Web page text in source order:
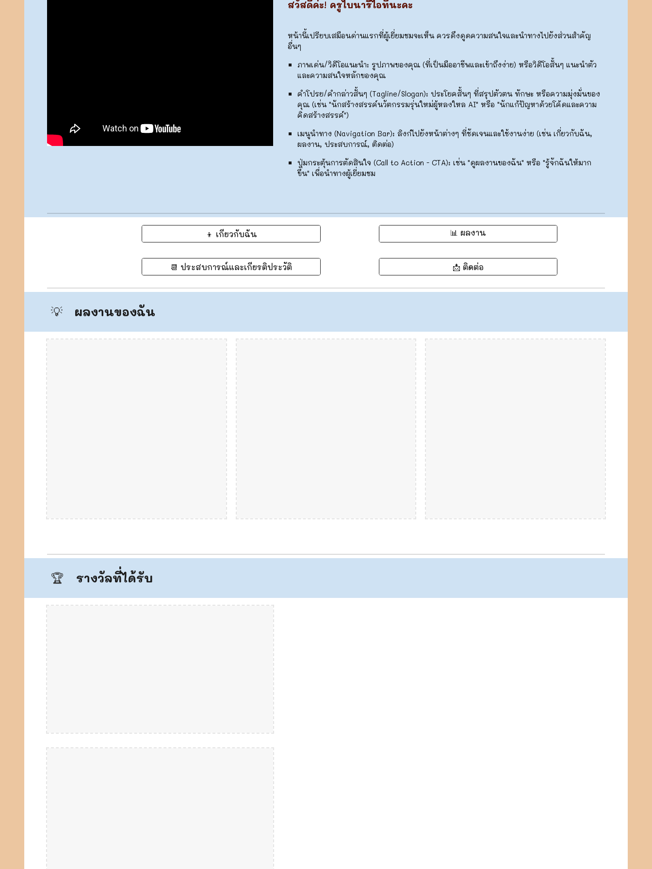
สวัสดีค่ะ! ครูไบนารีไอทีนะคะ
หน้านี้เปรียบเสมือนด่านแรกที่ผู้เยี่ยมชมจะเห็น ควรดึงดูดความสนใจและนำทางไปยังส่วนสำคัญ
อื่นๆ
ภาพเด่น/วิดีโอแนะนำ: รูปภาพของคุณ (ที่เป็นมืออาชีพและเข้าถึงง่าย) หรือวิดีโอสั้นๆ แนะนำตัว
และความสนใจหลักของคุณ
คำโปรย/คำกล่าวสั้นๆ (Tagline/Slogan): ประโยคสั้นๆ ที่สรุปตัวตน ทักษะ หรือความมุ่งมั่นของ
คุณ (เช่น "นักสร้างสรรค์นวัตกรรมรุ่นใหม่ผู้หลงใหล AI" หรือ "นักแก้ปัญหาด้วยโค้ดและความ
คิดสร้างสรรค์")
เมนูนำทาง (Navigation Bar): ลิงก์ไปยังหน้าต่างๆ ที่ชัดเจนและใช้งานง่าย (เช่น เกี่ยวกับฉัน,
ผลงาน, ประสบการณ์, ติดต่อ)
ปุ่มกระตุ้นการตัดสินใจ (Call to Action - CTA): เช่น "ดูผลงานของฉัน" หรือ "รู้จักฉันให้มาก
ขึ้น" เพื่อนำทางผู้เยี่ยมชม
👦 เกี่ยวกับฉัน 📊 ผลงาน
📆 ประสบการณ์และเกียรติประวัติ 📩 ติดต่อ
💡 ผลงานของฉัน
🏆 รางวัลที่ได้รับ